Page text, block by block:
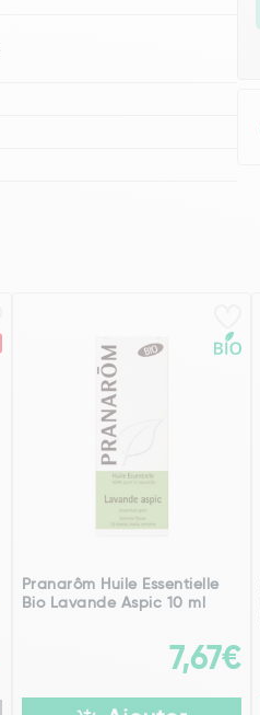
Pranarôm Huile Essentielle
Bio Lavande Aspic 10 ml
7,67€